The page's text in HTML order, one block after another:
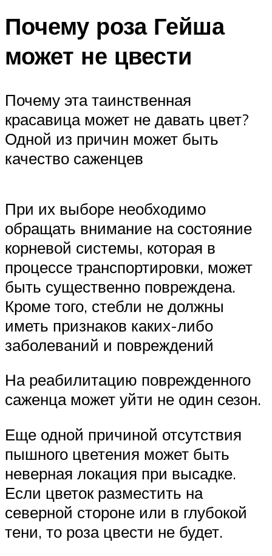
Почему роза Гейша
может не цвести
Почему эта таинственная
красавица может не давать цвет?
Одной из причин может быть
качество саженцев
При их выборе необходимо
обращать внимание на состояние
корневой системы, которая в
процессе транспортировки, может
быть существенно повреждена.
Кроме того, стебли не должны
иметь признаков каких-либо
заболеваний и повреждений
На реабилитацию поврежденного
саженца может уйти не один сезон.
Еще одной причиной отсутствия
пышного цветения может быть
неверная локация при высадке.
Если цветок разместить на
северной стороне или в глубокой
тени, то роза цвести не будет.